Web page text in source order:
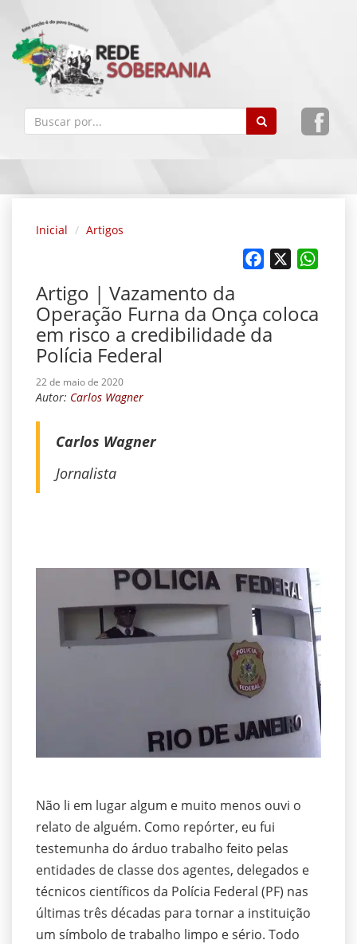
Inicial Artigos
Facebook
Artigo | Vazamento da
Operação Furna da Onça coloca
em risco a credibilidade da
Polícia Federal
22 de maio de 2020
Autor: Carlos Wagner
Carlos Wagner
Jornalista
Não li em lugar algum e muito menos ouvi o
relato de alguém. Como repórter, eu fui
testemunha do árduo trabalho feito pelas
entidades de classe dos agentes, delegados e
técnicos científicos da Polícia Federal (PF) nas
últimas três décadas para tornar a instituição
um símbolo de trabalho limpo e sério. Todo